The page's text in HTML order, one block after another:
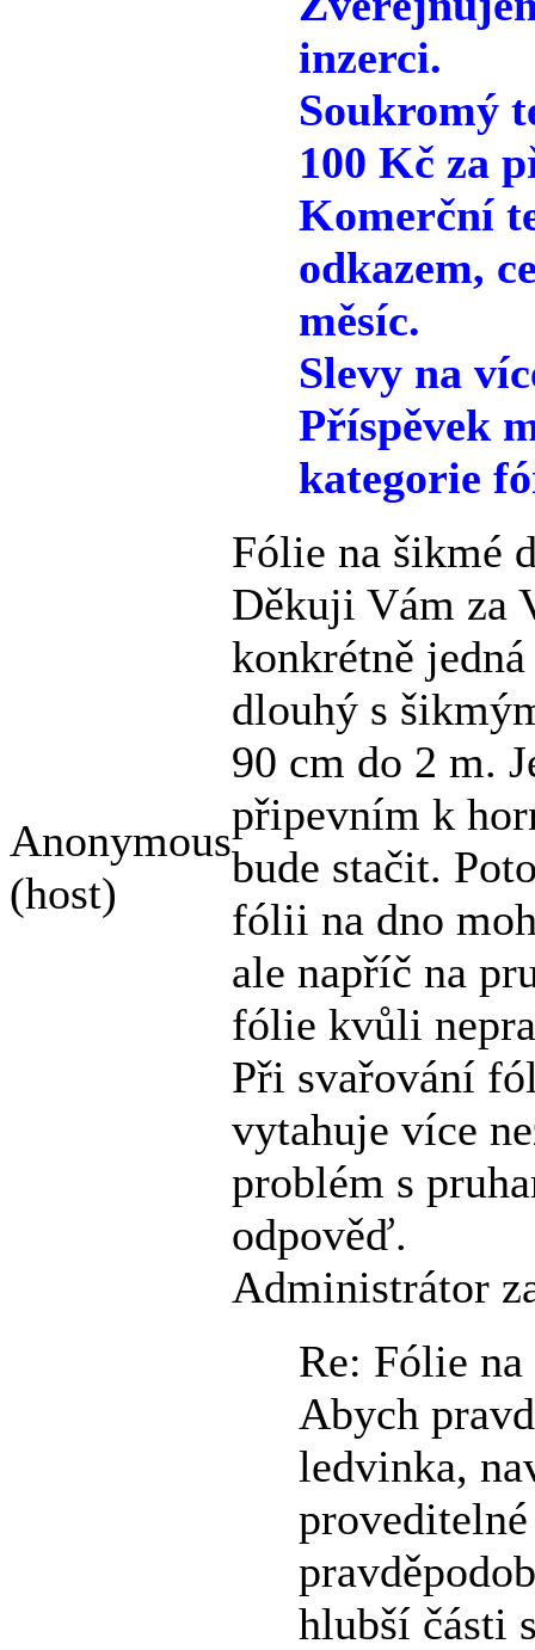
inzerci.
Soukromý
100 Kč za
Komerční
odkazem,
měsíc.
Slevy na
Příspěvek
kategorie
Anonymous
(host)
Fólie na šikmé
Děkuji Vám za
konkrétně
dlouhý s
90 cm do 2 m.
připevním k
bude stačit.
fólii na dno
ale napříč na
fólie kvůli
Při svařování
vytahuje více
problém s
odpověď.
Administrátor
Re: Fólie
Abych
ledvinka,
hlubší části